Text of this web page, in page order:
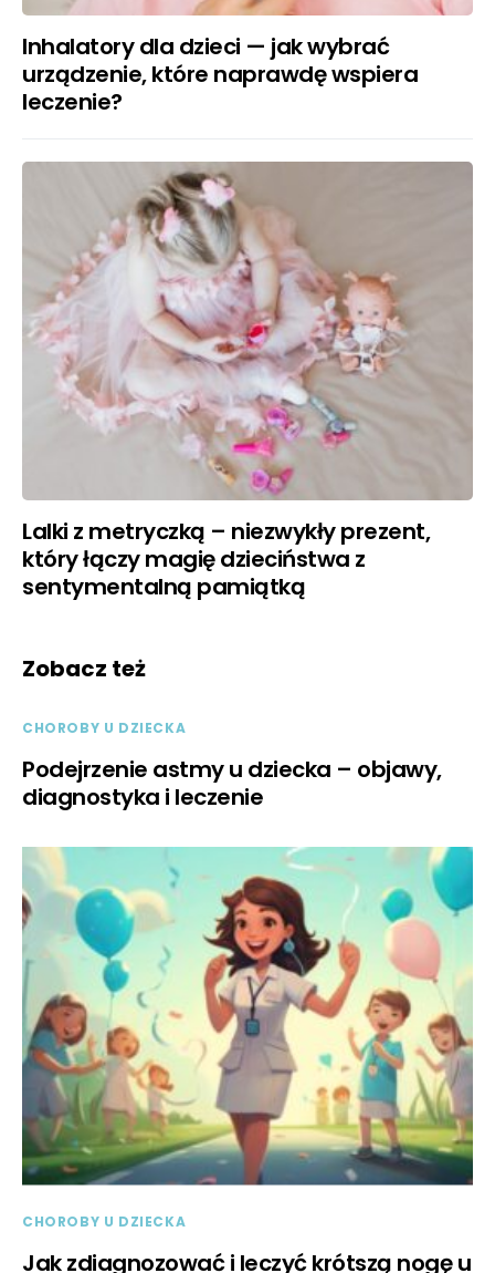
Inhalatory dla dzieci — jak wybrać
urządzenie, które naprawdę wspiera
leczenie?
Lalki z metryczką – niezwykły prezent,
który łączy magię dzieciństwa z
sentymentalną pamiątką
Zobacz też
CHOROBY U DZIECKA
Podejrzenie astmy u dziecka – objawy,
diagnostyka i leczenie
CHOROBY U DZIECKA
Jak zdiagnozować i leczyć krótszą nogę u